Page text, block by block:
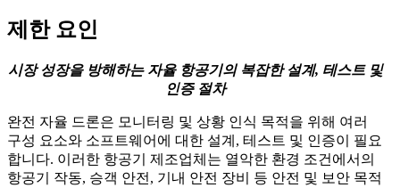
제한 요인
시장 성장을 방해하는 자율 항공기의 복잡한 설계, 테스트 및
인증 절차
완전 자율 드론은 모니터링 및 상황 인식 목적을 위해 여러
구성 요소와 소프트웨어에 대한 설계, 테스트 및 인증이 필요
합니다. 이러한 항공기 제조업체는 열악한 환경 조건에서의
항공기 작동, 승객 안전, 기내 안전 장비 등 안전 및 보안 목적